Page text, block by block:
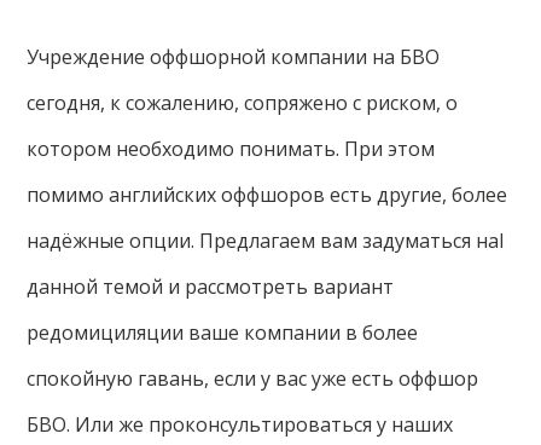
Учреждение оффшорной компании на БВО
сегодня, к сожалению, сопряжено с риском, о
котором необходимо понимать. При этом
помимо английских оффшоров есть другие, более
надёжные опции. Предлагаем вам задуматься наl
данной темой и рассмотреть вариант
редомициляции ваше компании в более
спокойную гавань, если у вас уже есть оффшор
БВО. Или же проконсультироваться у наших